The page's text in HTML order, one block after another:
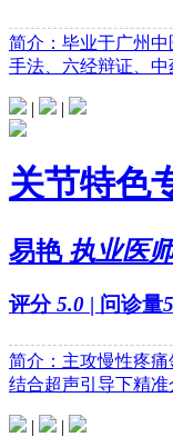
简介：毕业于广州
手法、六经辩证、中
| |
关节特色
易艳 执业医
评分5.0 | 问诊量
简介：主攻慢性疼痛
结合超声引导下精准
| |